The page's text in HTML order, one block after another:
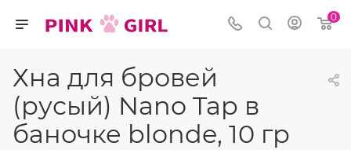
0
Хна для бровей
(русый) Nano Tap в
баночке blonde, 10 гр